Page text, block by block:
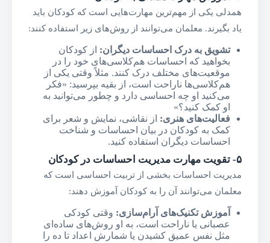
همدلی یکی از مهم‌ترین مهارت‌هایی است که کودکان باید
یاد بگیرند. معلمان می‌توانند از روش‌های زیر استفاده کنند:
تشویق به درک احساسات دیگران: از کودکان
بخواهید که احساسات هم‌کلاسی‌های خود را در
موقعیت‌های مختلف درک کنند. مثلاً وقتی یکی از
هم‌کلاسی‌ها ناراحت است، از بقیه بپرسید: «فکر
می‌کنید او چه احساسی دارد و چطور می‌توانید به
او کمک کنید؟»
فعالیت‌های هنری: از نقاشی، نمایش و شعر برای
کمک به کودکان در بیان احساسات و شناخت
احساسات دیگران استفاده کنید.
۵- تقویت مهارت مدیریت احساسات در کودکان
مدیریت احساسات بخشی از تربیت احساسی است که
معلمان می‌توانند آن را به کودکان آموزش دهند:
آموزش تکنیک‌های آرام‌سازی: وقتی کودکی
عصبانی یا ناراحت است، به او روش‌های ساده‌ای
مثل نفس عمیق کشیدن یا شمارش اعداد تا ده را